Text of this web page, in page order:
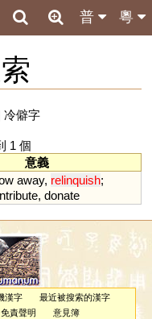
粵
普
冷僻字
1 個
意義
away, relinquish;
, donate
漢字
最近被搜索的漢字
免責聲明 意見簿